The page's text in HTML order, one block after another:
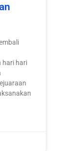
hari hari